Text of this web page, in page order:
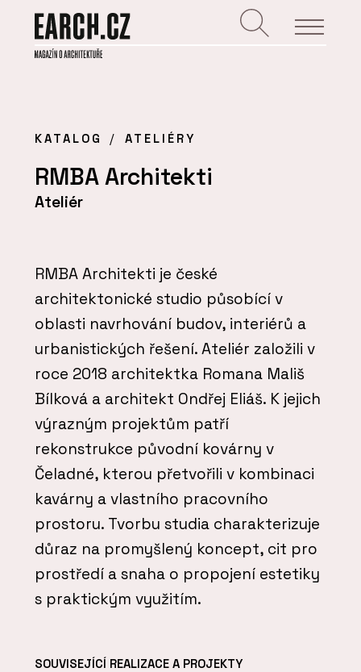
KATALOG ATELIÉRY
RMBA Architekti
Ateliér
RMBA Architekti je české
architektonické studio působící v
oblasti navrhování budov, interiérů a
urbanistických řešení. Ateliér založili v
roce 2018 architektka Romana Mališ
Bílková a architekt Ondřej Eliáš. K jejich
výrazným projektům patří
rekonstrukce původní kovárny v
Čeladné, kterou přetvořili v kombinaci
kavárny a vlastního pracovního
prostoru. Tvorbu studia charakterizuje
důraz na promyšlený koncept, cit pro
prostředí a snaha o propojení estetiky
s praktickým využitím.
SOUVISEJÍCÍ REALIZACE A PROJEKTY